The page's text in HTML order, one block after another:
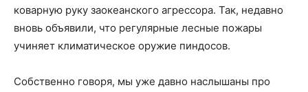
коварную руку заокеанского агрессора. Так, недавно
вновь объявили, что регулярные лесные пожары
учиняет климатическое оружие пиндосов.
Собственно говоря, мы уже давно наслышаны про